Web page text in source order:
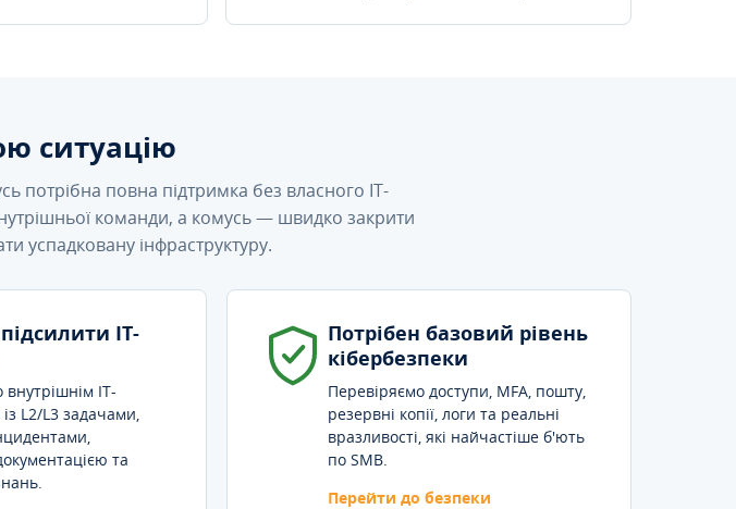
ситуацію
потрібна повна підтримка без власного IT-
команди, а комусь — швидко закрити
успадковану інфраструктуру.
IT-
IT-
із L2/L3 задачами,
та
Потрібен базовий рівень
кібербезпеки
Перевіряємо доступи, MFA, пошту,
резервні копії, логи та реальні
вразливості, які найчастіше б'ють
по SMB.
Перейти до безпеки